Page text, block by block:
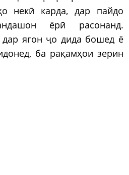
некӣ карда, дар пайдо
ёрӣ расонанд.
дар ягон ҷо дида бошед ё
ба рақамҳои зерин